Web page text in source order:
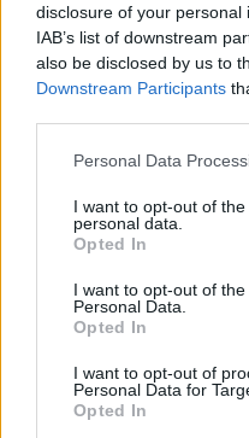
disclosure of your
IAB’s list of downstream
also be disclosed by us to
Downstream Participants
Personal Data
I want to opt-out of
personal data.
Opted In
I want to opt-out of
Personal Data.
Opted In
I want to opt-out of
Personal Data for
Opted In
reakció.Kapcsolódó
KEDVES
tartozik, melynek
regisztrációhoz kötött.
Az előfizetés a
Kötéslisták: BÉT
kötéslistái